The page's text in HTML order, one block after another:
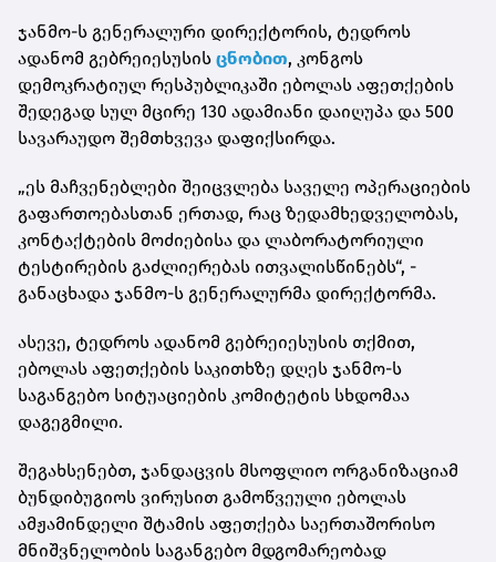
ჯანმო-ს გენერალური დირექტორის, ტედროს
ადანომ გებრეიესუსის ცნობით, კონგოს
დემოკრატიულ რესპუბლიკაში ებოლას აფეთქების
შედეგად სულ მცირე 130 ადამიანი დაიღუპა და 500
სავარაუდო შემთხვევა დაფიქსირდა.
„ეს მაჩვენებლები შეიცვლება საველე ოპერაციების
გაფართოებასთან ერთად, რაც ზედამხედველობას,
კონტაქტების მოძიებისა და ლაბორატორიული
ტესტირების გაძლიერებას ითვალისწინებს“, -
განაცხადა ჯანმო-ს გენერალურმა დირექტორმა.
ასევე, ტედროს ადანომ გებრეიესუსის თქმით,
ებოლას აფეთქების საკითხზე დღეს ჯანმო-ს
საგანგებო სიტუაციების კომიტეტის სხდომაა
დაგეგმილი.
შეგახსენებთ, ჯანდაცვის მსოფლიო ორგანიზაციამ
ბუნდიბუგიოს ვირუსით გამოწვეული ებოლას
ამჟამინდელი შტამის აფეთქება საერთაშორისო
მნიშვნელობის საგანგებო მდგომარეობად